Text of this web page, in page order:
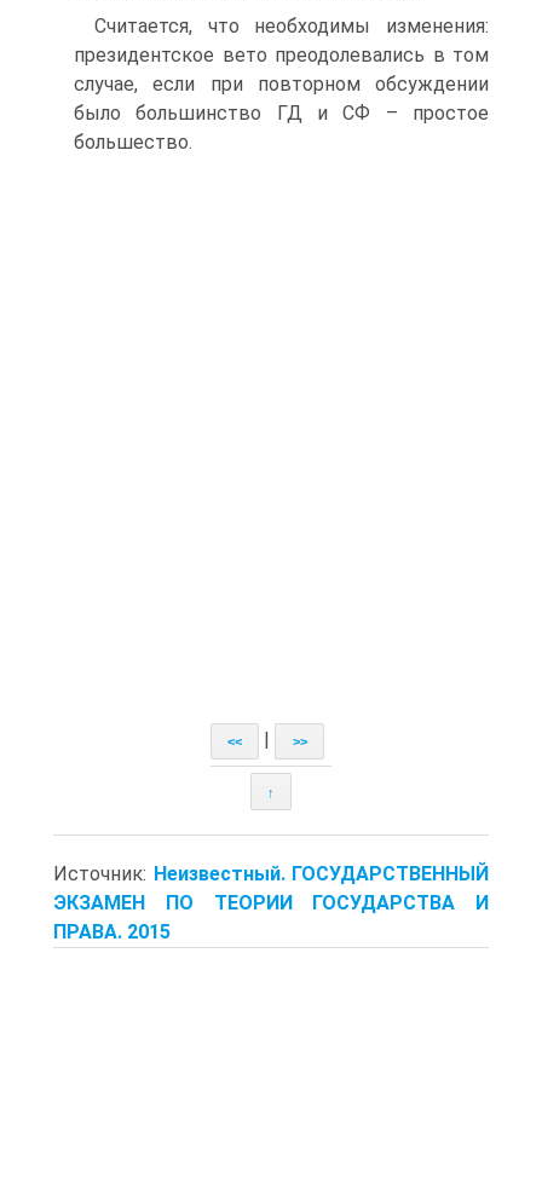
Считается, что необходимы изменения:
президентское вето преодолевались в том
случае, если при повторном обсуждении
было большинство ГД и СФ – простое
большество.
<< >>
↑
Источник: Неизвестный. ГОСУДАРСТВЕННЫЙ
ЭКЗАМЕН ПО ТЕОРИИ ГОСУДАРСТВА И
ПРАВА. 2015